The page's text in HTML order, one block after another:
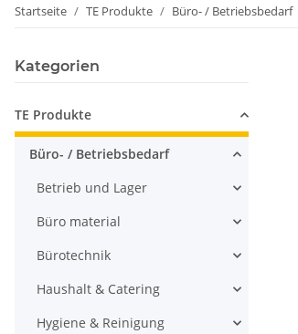
Startseite TE Produkte Büro- / Betriebsbedarf
Kategorien
TE Produkte
Büro- / Betriebsbedarf
Betrieb und Lager
Büro material
Bürotechnik
Haushalt & Catering
Hygiene & Reinigung